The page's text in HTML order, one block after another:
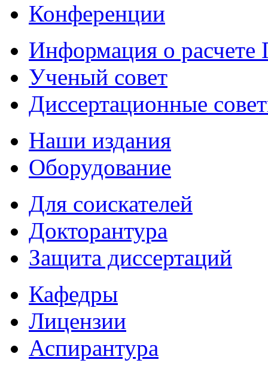
Конференции
Информация о
Ученый совет
Диссертационные
Наши издания
Оборудование
Для соискателей
Докторантура
Защита диссертаций
Кафедры
Лицензии
Аспирантура